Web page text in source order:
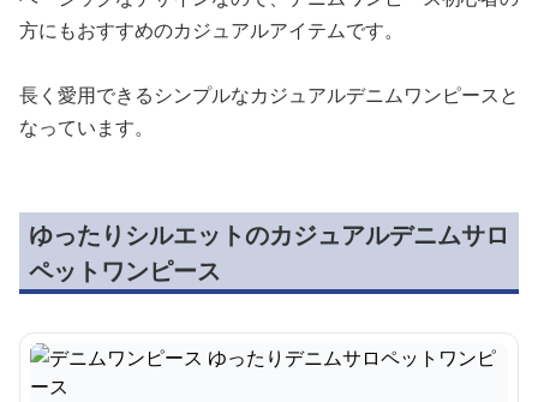
方にもおすすめのカジュアルアイテムです。
長く愛用できるシンプルなカジュアルデニムワンピースと
なっています。
ゆったりシルエットのカジュアルデニムサロ
ペットワンピース